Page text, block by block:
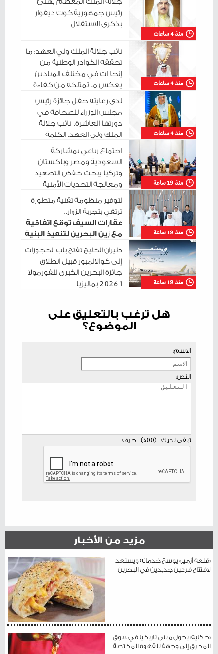
منذ 4 ساعات
رئيس جمهورية كوت ديفوار
بذكرى الاستقلال
منذ 4 ساعات
نائب جلالة الملك ولي العهد: ما
تحققه الكوادر الوطنية من
إنجازات في مختلف الميادين
يعكس ما تمتلكه من كفاءة
واقتدار وما تتحلى به من روح المبادرة والمسؤولية
منذ 4 ساعات
لدى رعايته حفل جائزة رئيس
مجلس الوزراء للصحافة في
دورتها العاشرة.. نائب جلالة
الملك ولي العهد: الكلمة
الوطنية المسؤولة قوةٌ وثباتٌ في مواجهة التحديات
منذ 19 ساعة
اجتماع رباعي بمشاركة
السعودية ومصر وباكستان
وتركيا يبحث خفض التصعيد
ومعالجة التحديات الأمنية
الراهنة
منذ 19 ساعة
لتوفير منظومة تقنية متطورة
ترتقي بتجربة الزوار..
عقارات السيف توقع اتفاقية
مع زين البحرين لتنفيذ البنية
التحتية الرقمية
منذ 19 ساعة
طيران الخليج تفتح باب الحجوزات
إلى كوالالمبور قبيل انطلاق
جائزة البحرين الكبرى للفورمولا
1 2026 بماليزيا
هل ترغب بالتعليق على
الموضوع؟
الاسم:
النص:
تبقى لديك (
600
) حرف
مزيد من الأخبار
«قلعة أزمير» يوسع خدماته ويستعد
لافتتاح فرعين جديدين في البحرين
«حكاية» يحول مبنى تاريخيا في سوق
المحرق إلى وجهة للقهوة المختصة